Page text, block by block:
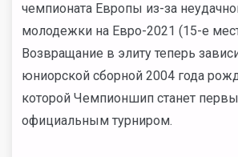
чемпионата Европы из-за
молодежки на Евро-2021 (15-е
Возвращание в элиту теперь
юниорской сборной 2004 года
которой Чемпионшип станет
официальным турниром.